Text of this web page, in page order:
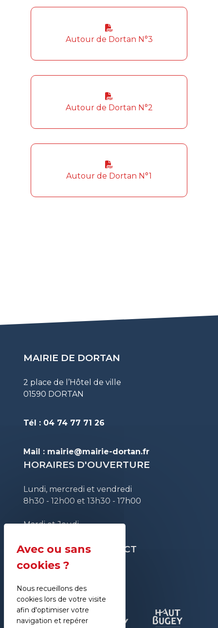
Autour de Dortan N°3
Autour de Dortan N°2
Autour de Dortan N°1
MAIRIE DE DORTAN
2 place de l’Hôtel de ville
01590 DORTAN
Tél : 04 74 77 71 26
Mail : mairie@mairie-dortan.fr
HORAIRES D'OUVERTURE
Lundi, mercredi et vendredi
8h30 - 12h00 et 13h30 - 17h00
Mardi et Jeudi
RESTONS EN CONTACT
Nous recueillons des
cookies lors de votre visite
afin d'optimiser votre
navigation et repérer